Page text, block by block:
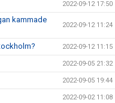
2022-09-12 17:50
kammade
2022-09-12 11:24
2022-09-12 11:15
2022-09-05 21:32
2022-09-05 19:44
2022-09-02 11:08